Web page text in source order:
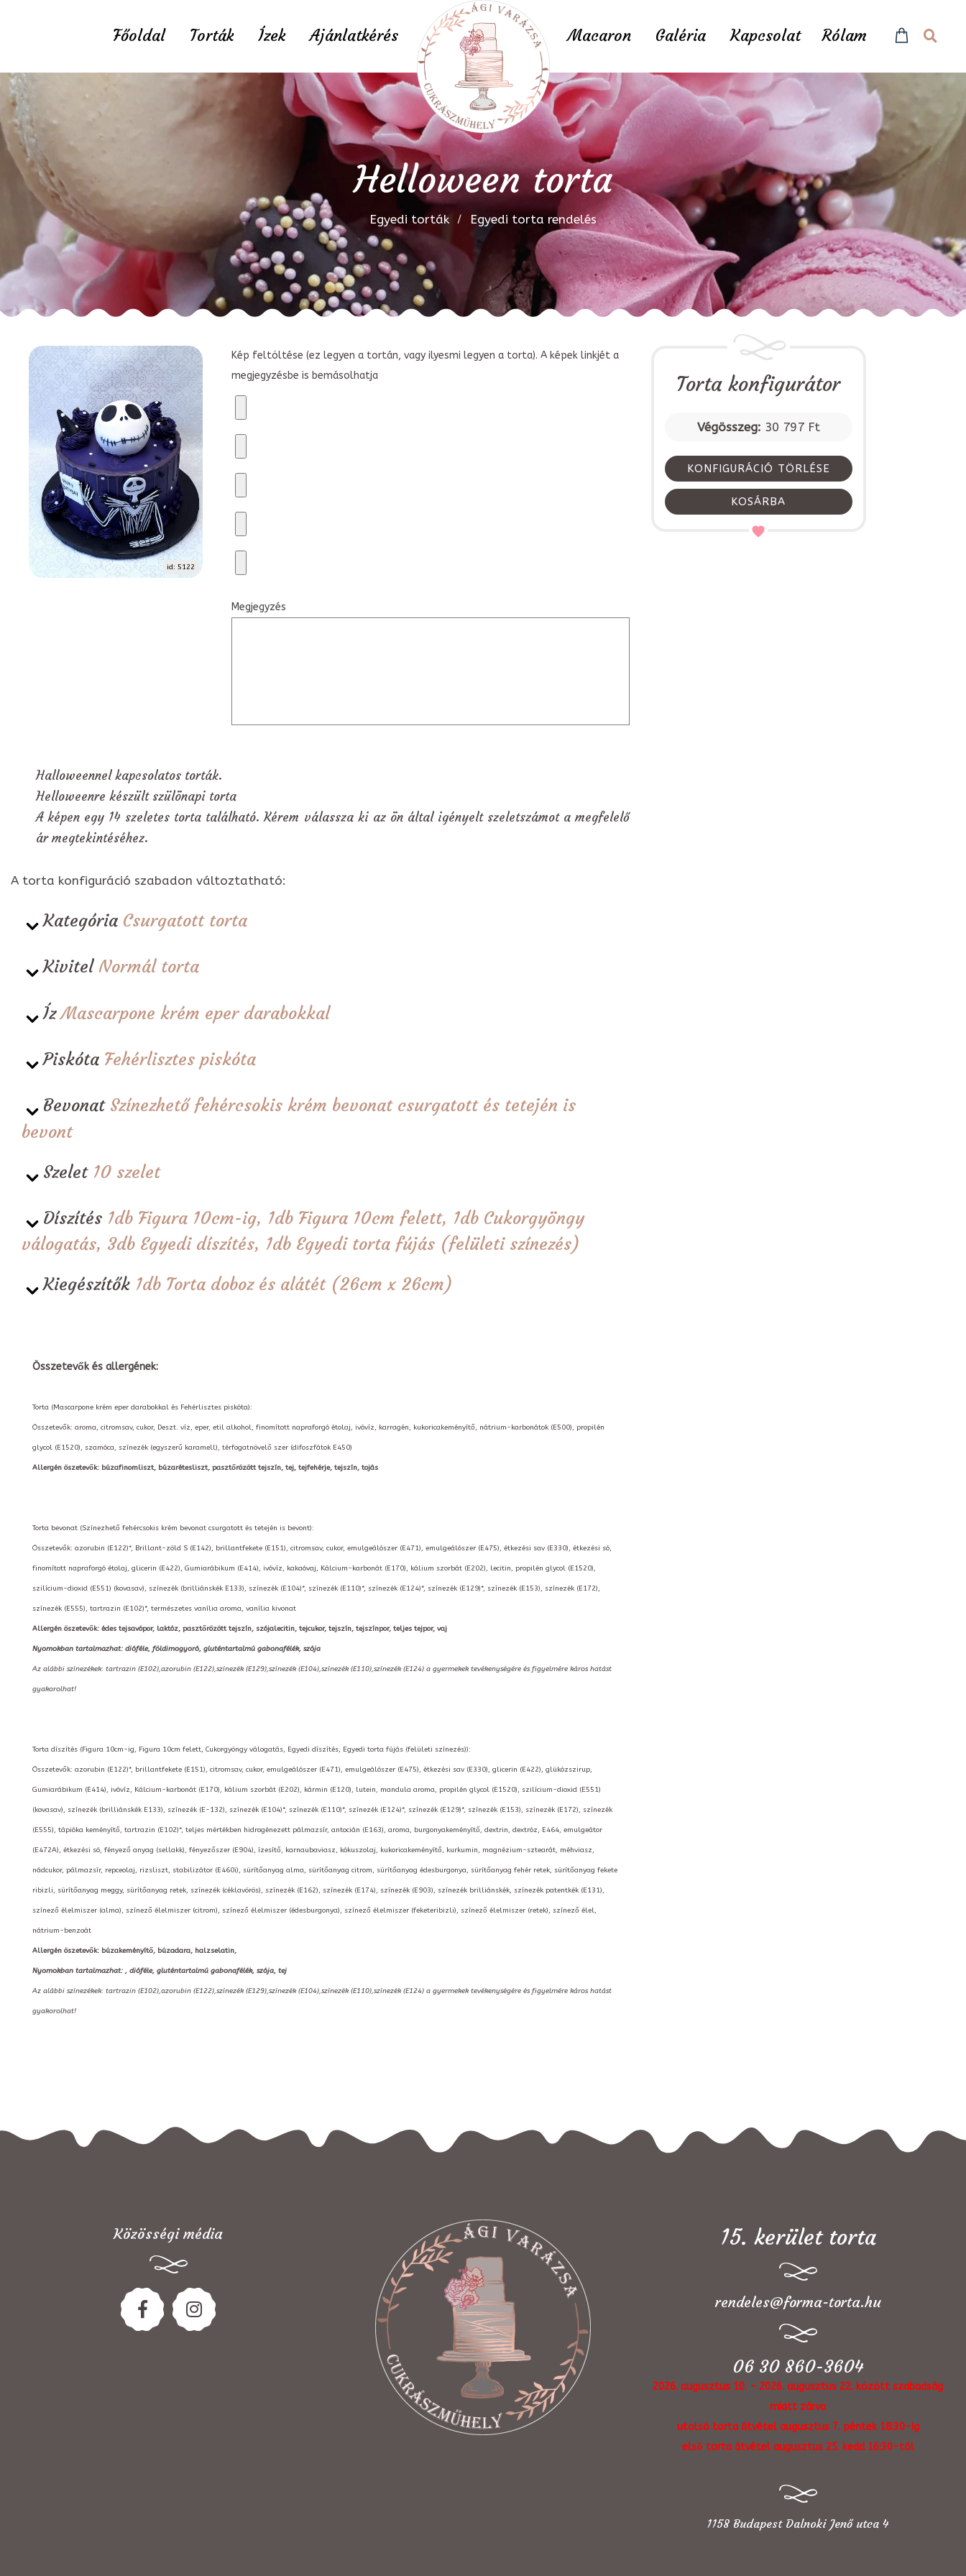
Főoldal Torták Ízek Ajánlatkérés Macaron Galéria Kapcsolat Rólam
Helloween torta
Egyedi torták Egyedi torta rendelés
id: 5122
Kép feltöltése (ez legyen a tortán, vagy ilyesmi legyen a torta). A képek linkjét a
megjegyzésbe is bemásolhatja
Megjegyzés
Halloweennel kapcsolatos torták.
Helloweenre készült szülönapi torta
A képen egy 14 szeletes torta található. Kérem válassza ki az ön által igényelt szeletszámot a megfelelő
ár megtekintéséhez.
A torta konfiguráció szabadon változtatható:
Kategória Csurgatott torta
Kivitel Normál torta
ÍzMascarpone krém eper darabokkal
Piskóta Fehérlisztes piskóta
Bevonat Színezhető fehércsokis krém bevonat csurgatott és tetején is
bevont
Szelet 10 szelet
Díszítés 1db Figura 10cm-ig, 1db Figura 10cm felett, 1db Cukorgyöngy
válogatás, 3db Egyedi díszítés, 1db Egyedi torta fújás (felületi színezés)
Kiegészítők 1db Torta doboz és alátét (26cm x 26cm)
Torta konfigurátor
Végösszeg: 30 797 Ft
KONFIGURÁCIÓ TÖRLÉSE
KOSÁRBA
Összetevők és allergének:
Torta (Mascarpone krém eper darabokkal és Fehérlisztes piskóta):
Összetevők: aroma, citromsav, cukor, Deszt. víz, eper, etil alkohol, finomított napraforgó étolaj, ivóvíz, karragén, kukoricakeményítő, nátrium-karbonátok (E500), propilén
glycol (E1520), szamóca, színezék (egyszerű karamell), térfogatnövelő szer (difoszfátok E450)
Allergén öszetevők: búzafinomliszt, búzarétesliszt, pasztőrözött tejszín, tej, tejfehérje, tejszín, tojás
Torta bevonat (Színezhető fehércsokis krém bevonat csurgatott és tetején is bevont):
Összetevők: azorubin (E122)*, Brillant-zöld S (E142), brillantfekete (E151), citromsav, cukor, emulgeálószer (E471), emulgeálószer (E475), étkezési sav (E330), étkezési só,
finomított napraforgó étolaj, glicerin (E422), Gumiarábikum (E414), ivóvíz, kakaóvaj, Kálcium-karbonát (E170), kálium szorbát (E202), lecitin, propilén glycol (E1520),
szilícium-dioxid (E551) (kovasav), színezék (brilliánskék E133), színezék (E104)*, színezék (E110)*, színezék (E124)*, színezék (E129)*, színezék (E153), színezék (E172),
színezék (E555), tartrazin (E102)*, természetes vanília aroma, vanília kivonat
Allergén öszetevők: édes tejsavópor, laktóz, pasztőrözött tejszín, szójalecitin, tejcukor, tejszín, tejszínpor, teljes tejpor, vaj
Nyomokban tartalmazhat: dióféle, földimogyoró, gluténtartalmú gabonafélék, szója
Az alábbi színezékek: tartrazin (E102),azorubin (E122),színezék (E129),színezék (E104),színezék (E110),színezék (E124) a gyermekek tevékenységére és figyelmére káros hatást
gyakorolhat!
Torta díszítés (Figura 10cm-ig, Figura 10cm felett, Cukorgyöngy válogatás, Egyedi díszítés, Egyedi torta fújás (felületi színezés)):
Összetevők: azorubin (E122)*, brillantfekete (E151), citromsav, cukor, emulgeálószer (E471), emulgeálószer (E475), étkezési sav (E330), glicerin (E422), glükózszirup,
Gumiarábikum (E414), ivóvíz, Kálcium-karbonát (E170), kálium szorbát (E202), kármin (E120), lutein, mandula aroma, propilén glycol (E1520), szilícium-dioxid (E551)
(kovasav), színezék (brilliánskék E133), színezék (E-132), színezék (E104)*, színezék (E110)*, színezék (E124)*, színezék (E129)*, színezék (E153), színezék (E172), színezék
(E555), tápióka keményítő, tartrazin (E102)*, teljes mértékben hidrogénezett pálmazsír, antocián (E163), aroma, burgonyakeményítő, dextrin, dextróz, E464, emulgeátor
(E472A), étkezési só, fényező anyag (sellakk), fényezőszer (E904), ízesítő, karnaubaviasz, kókuszolaj, kukoricakeményítő, kurkumin, magnézium-sztearát, méhviasz,
nádcukor, pálmazsír, repceolaj, rizsliszt, stabilizátor (E460i), sürítőanyag alma, sürítőanyag citrom, sürítőanyag édesburgonya, sürítőanyag fehér retek, sürítőanyag fekete
ribizli, sürítőanyag meggy, sürítőanyag retek, színezék (céklavörös), színezék (E162), színezék (E174), színezék (E903), színezék brilliánskék, színezék patentkék (E131),
színező élelmiszer (alma), színező élelmiszer (citrom), színező élelmiszer (édesburgonya), színező élelmiszer (feketeribizli), színező élelmiszer (retek), színező élel,
nátrium-benzoát
Allergén öszetevők: búzakeményítő, búzadara, halzselatin,
Nyomokban tartalmazhat: , dióféle, gluténtartalmú gabonafélék, szója, tej
Az alábbi színezékek: tartrazin (E102),azorubin (E122),színezék (E129),színezék (E104),színezék (E110),színezék (E124) a gyermekek tevékenységére és figyelmére káros hatást
gyakorolhat!
Közösségi média 15. kerület torta
rendeles@forma-torta.hu
06 30 860-3604
2026. augusztus 10. - 2026. augusztus 22. között szabadság
miatt zárva
utolsó torta átvétel augusztus 7. péntek 18:30-ig
első torta átvétel augusztus 25. kedd 16:30-tól
1158 Budapest Dalnoki Jenő utca 4